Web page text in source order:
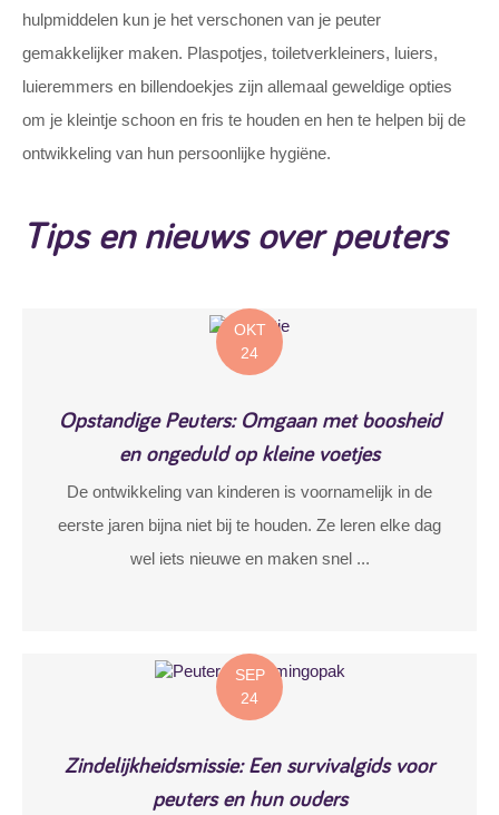
hulpmiddelen kun je het verschonen van je peuter
gemakkelijker maken. Plaspotjes, toiletverkleiners, luiers,
luieremmers en billendoekjes zijn allemaal geweldige opties
om je kleintje schoon en fris te houden en hen te helpen bij de
ontwikkeling van hun persoonlijke hygiëne.
Tips en nieuws over peuters
OKT
24
Opstandige Peuters: Omgaan met boosheid
en ongeduld op kleine voetjes
De ontwikkeling van kinderen is voornamelijk in de
eerste jaren bijna niet bij te houden. Ze leren elke dag
wel iets nieuwe en maken snel ...
SEP
24
Zindelijkheidsmissie: Een survivalgids voor
peuters en hun ouders